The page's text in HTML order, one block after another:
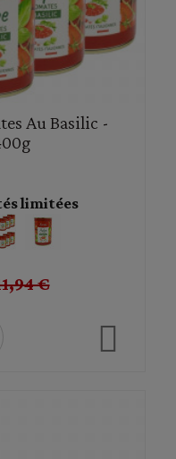
Au Basilic -
limitées
€